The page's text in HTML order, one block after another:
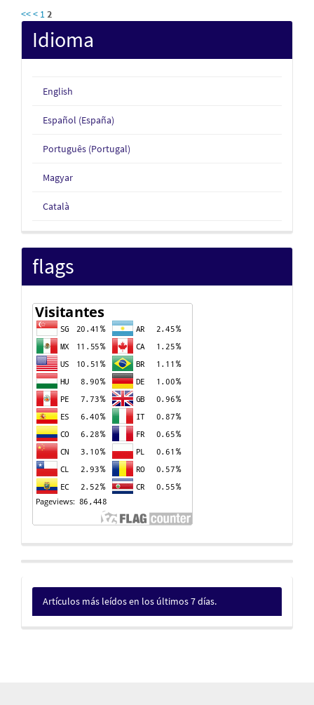
<<< 12
Idioma
English
Español (España)
Português (Portugal)
Magyar
Català
flags
Artículos más leídos en los últimos 7 días.